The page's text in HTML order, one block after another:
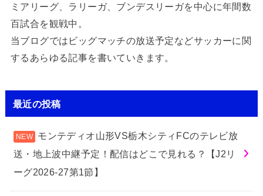
ミアリーグ、ラリーガ、ブンデスリーガを中心に年間数
百試合を観戦中。
当ブログではビッグマッチの放送予定などサッカーに関
するあらゆる記事を書いていきます。
最近の投稿
モンテディオ山形VS栃木シティFCのテレビ放
送・地上波中継予定！配信はどこで見れる？【J2リ
ーグ2026-27第1節】